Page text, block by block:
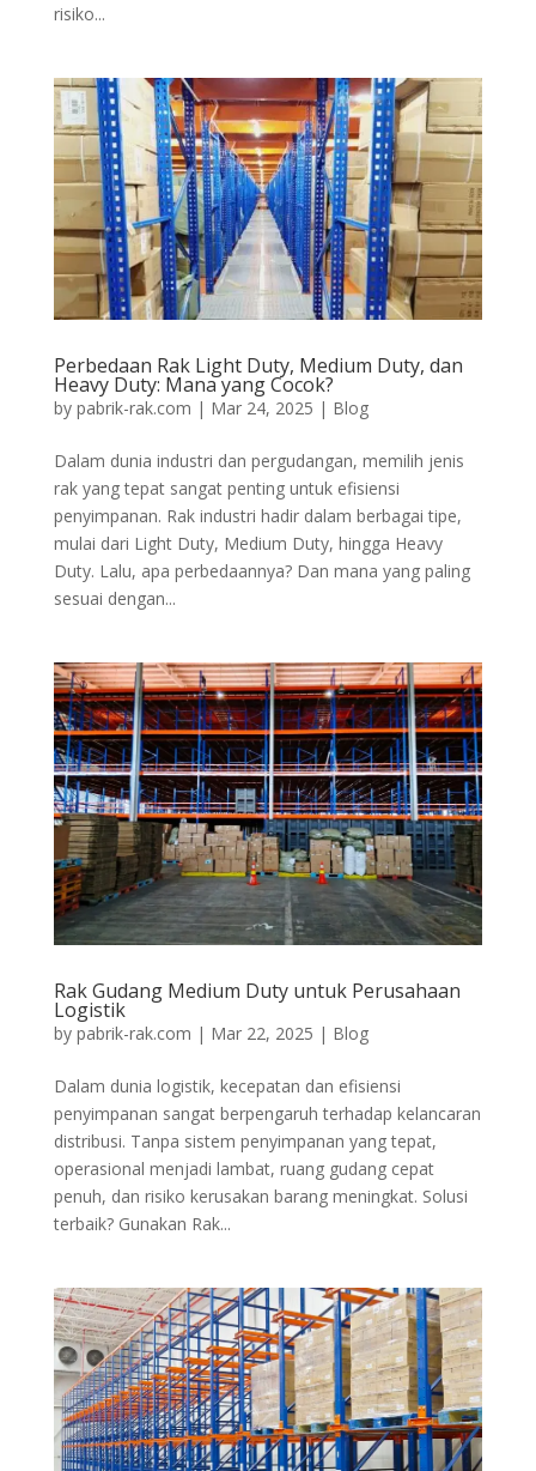
risiko...
Perbedaan Rak Light Duty, Medium Duty, dan
Heavy Duty: Mana yang Cocok?
by pabrik-rak.com | Mar 24, 2025 | Blog
Dalam dunia industri dan pergudangan, memilih jenis
rak yang tepat sangat penting untuk efisiensi
penyimpanan. Rak industri hadir dalam berbagai tipe,
mulai dari Light Duty, Medium Duty, hingga Heavy
Duty. Lalu, apa perbedaannya? Dan mana yang paling
sesuai dengan...
Rak Gudang Medium Duty untuk Perusahaan
Logistik
by pabrik-rak.com | Mar 22, 2025 | Blog
Dalam dunia logistik, kecepatan dan efisiensi
penyimpanan sangat berpengaruh terhadap kelancaran
distribusi. Tanpa sistem penyimpanan yang tepat,
operasional menjadi lambat, ruang gudang cepat
penuh, dan risiko kerusakan barang meningkat. Solusi
terbaik? Gunakan Rak...